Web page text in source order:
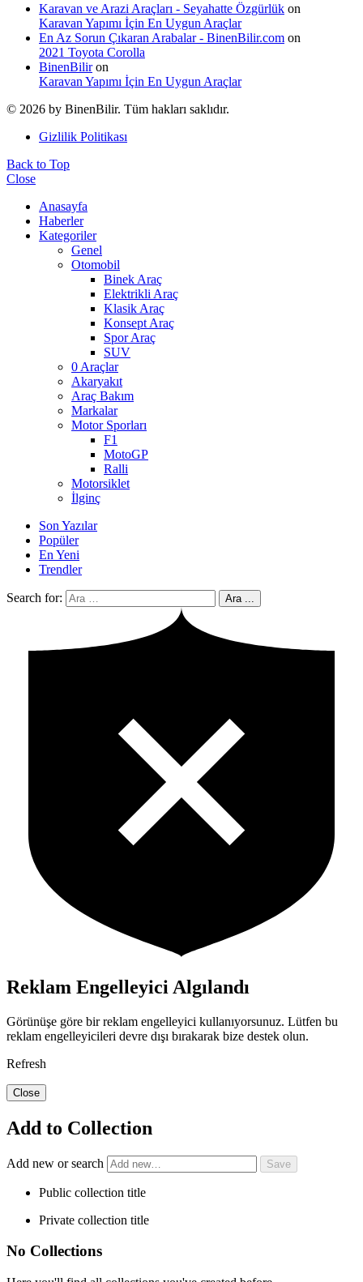
Karavan ve Arazi Araçları - Seyahatte Özgürlük on
Karavan Yapımı İçin En Uygun Araçlar
En Az Sorun Çıkaran Arabalar - BinenBilir.com on
2021 Toyota Corolla
BinenBiliron
Karavan Yapımı İçin En Uygun Araçlar
© 2026 by BinenBilir. Tüm hakları saklıdır.
Gizlilik Politikası
Back to Top
Close
Anasayfa
Haberler
Kategoriler
Genel
Otomobil
Binek Araç
Elektrikli Araç
Klasik Araç
Konsept Araç
Spor Araç
SUV
0 Araçlar
Akaryakıt
Araç Bakım
Markalar
Motor Sporları
F1
MotoGP
Ralli
Motorsiklet
İlginç
Son Yazılar
Popüler
En Yeni
Trendler
Search for: Ara ...
Reklam Engelleyici Algılandı
Görünüşe göre bir reklam engelleyici kullanıyorsunuz. Lütfen bu
reklam engelleyicileri devre dışı bırakarak bize destek olun.
Refresh
Close
Add to Collection
Add new or search
Public collection title
Private collection title
No Collections